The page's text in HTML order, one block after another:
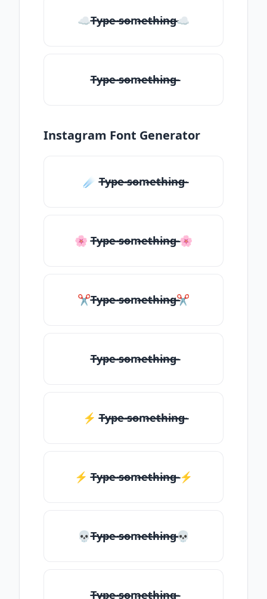
☁T̶̴y̶̴p̶̴e̶̴ ̶̴s̶̴o̶̴m̶̴e̶̴t̶̴h̶̴i̶̴n̶̴g̶̴☁
T̶̴y̶̴p̶̴e̶̴ ̶̴s̶̴o̶̴m̶̴e̶̴t̶̴h̶̴i̶̴n̶̴g̶̴
Instagram Font Generator
☄️ T̶̴y̶̴p̶̴e̶̴ ̶̴s̶̴o̶̴m̶̴e̶̴t̶̴h̶̴i̶̴n̶̴g̶̴
🌸 T̶̴y̶̴p̶̴e̶̴ ̶̴s̶̴o̶̴m̶̴e̶̴t̶̴h̶̴i̶̴n̶̴g̶̴ 🌸
✂T̶̴y̶̴p̶̴e̶̴ ̶̴s̶̴o̶̴m̶̴e̶̴t̶̴h̶̴i̶̴n̶̴g̶̴✂
T̶̴y̶̴p̶̴e̶̴ ̶̴s̶̴o̶̴m̶̴e̶̴t̶̴h̶̴i̶̴n̶̴g̶̴
⚡ T̶̴y̶̴p̶̴e̶̴ ̶̴s̶̴o̶̴m̶̴e̶̴t̶̴h̶̴i̶̴n̶̴g̶̴
⚡️ T̶̴y̶̴p̶̴e̶̴ ̶̴s̶̴o̶̴m̶̴e̶̴t̶̴h̶̴i̶̴n̶̴g̶̴ ⚡️
💀T̶̴y̶̴p̶̴e̶̴ ̶̴s̶̴o̶̴m̶̴e̶̴t̶̴h̶̴i̶̴n̶̴g̶̴💀
T̶̴y̶̴p̶̴e̶̴ ̶̴s̶̴o̶̴m̶̴e̶̴t̶̴h̶̴i̶̴n̶̴g̶̴